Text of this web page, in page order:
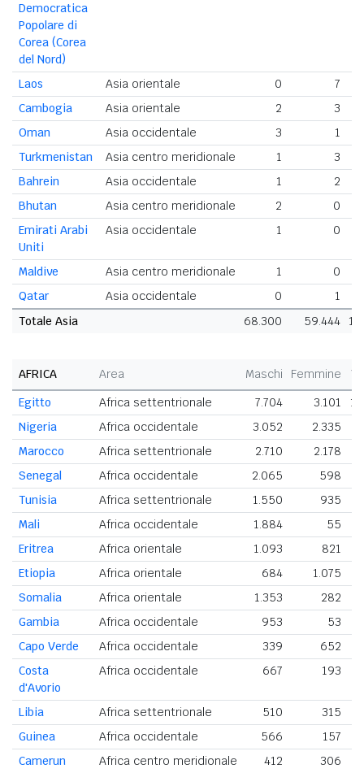
Democratica
Popolare di
Corea (Corea
del Nord)
Laos Asia orientale 0
7
Cambogia
Asia orientale 2
3
Oman
Asia occidentale 3
1
Turkmenistan
Asia centro meridionale 1
3
Bahrein
Asia occidentale 1
2
Bhutan
Asia centro meridionale 2
0
Emirati Arabi
Uniti
Asia occidentale 1 0
Maldive Asia centro meridionale 1
0
Qatar
Asia occidentale 0
1
Totale Asia
68.300 59.444
AFRICA Area Maschi Femmine
Egitto
Africa settentrionale 7.704 3.101
Nigeria
Africa occidentale 3.052 2.335
Marocco
Africa settentrionale 2.710 2.178
Senegal
Africa occidentale 2.065 598
Tunisia
Africa settentrionale 1.550 935
Mali
Africa occidentale 1.884 55
Eritrea
Africa orientale 1.093 821
Etiopia
Africa orientale 684 1.075
Somalia
Africa orientale 1.353 282
Gambia
Africa occidentale 953 53
Capo Verde
Africa occidentale 339
652
Costa
d'Avorio
Africa occidentale 667 193
Libia Africa settentrionale 510
315
Guinea
Africa occidentale 566
157
Camerun
Africa centro meridionale 412 306